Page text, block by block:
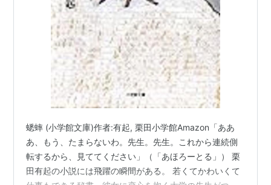
蟋蟀 (小学館文庫)作者:有起, 栗田小学館Amazon「ああ
あ、もう、たまらないわ。先生。先生。これから連続側
転するから、見ててください」（「あほろーとる」） 栗
田有起の小説には飛躍の瞬間がある。 若くてかわいくて